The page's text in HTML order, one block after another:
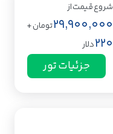
شروع قیمت از
29,900,000تومان+
220دلار
جزئیات تور